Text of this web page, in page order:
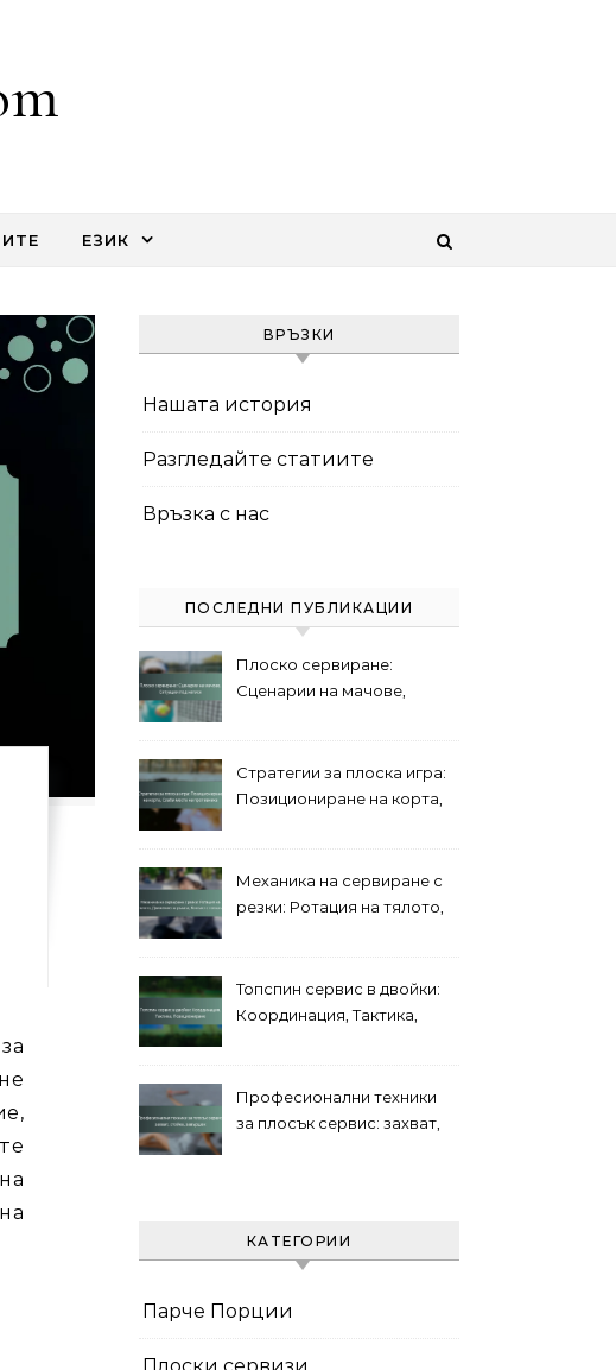
ЕЗИК
ВРЪЗКИ
Нашата история
Разгледайте статиите
Връзка с нас
ПОСЛЕДНИ ПУБЛИКАЦИИ
Плоско сервиране:
Сценарии на мачове,
Стратегии за плоска игра:
Позициониране на корта,
Механика на сервиране с
резки: Ротация на тялото,
Топспин сервис в двойки:
Координация, Тактика,
Професионални техники
за плосък сервис: захват,
КАТЕГОРИИ
Парче Порции